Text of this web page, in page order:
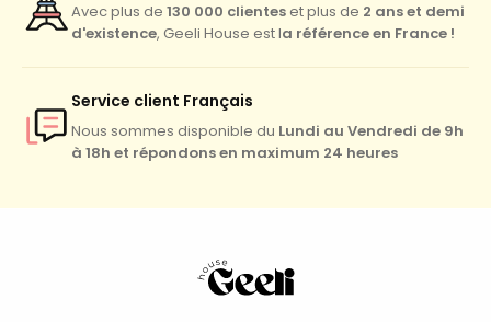
Avec plus de 130 000 clientes et plus de 2 ans et demi
d'existence, Geeli House est l a référence en France !
Service client Français
Nous sommes disponible du Lundi au Vendredi de 9h
à 18h et répondons en maximum 24 heures